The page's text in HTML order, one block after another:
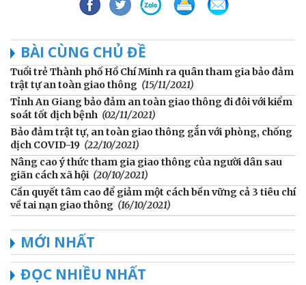
BÀI CÙNG CHỦ ĐỀ
Tuổi trẻ Thành phố Hồ Chí Minh ra quân tham gia bảo đảm
trật tự an toàn giao thông (15/11/2021)
Tỉnh An Giang bảo đảm an toàn giao thông đi đôi với kiểm
soát tốt dịch bệnh (02/11/2021)
Bảo đảm trật tự, an toàn giao thông gắn với phòng, chống
dịch COVID-19 (22/10/2021)
Nâng cao ý thức tham gia giao thông của người dân sau
giãn cách xã hội (20/10/2021)
Cần quyết tâm cao để giảm một cách bền vững cả 3 tiêu chí
về tai nạn giao thông (16/10/2021)
MỚI NHẤT
ĐỌC NHIỀU NHẤT